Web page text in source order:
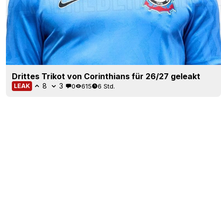
Drittes Trikot von Corinthians für 26/27 geleakt
LEAK 8 3 0 615 6 Std.